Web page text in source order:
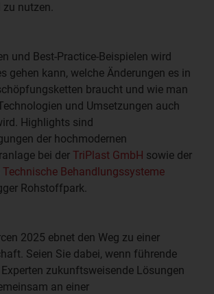
nutzen.
und Best-Practice-Beispielen wird
gehen kann, welche Änderungen es in
braucht und wie man
und Umsetzungen auch
Highlights sind
der hochmodernen
bei der TriPlast GmbH sowie der
Technische Behandlungssysteme
Rohstoffpark.
2025 ebnet den Weg zu einer
Seien Sie dabei, wenn führende
zukunftsweisende Lösungen
an einer